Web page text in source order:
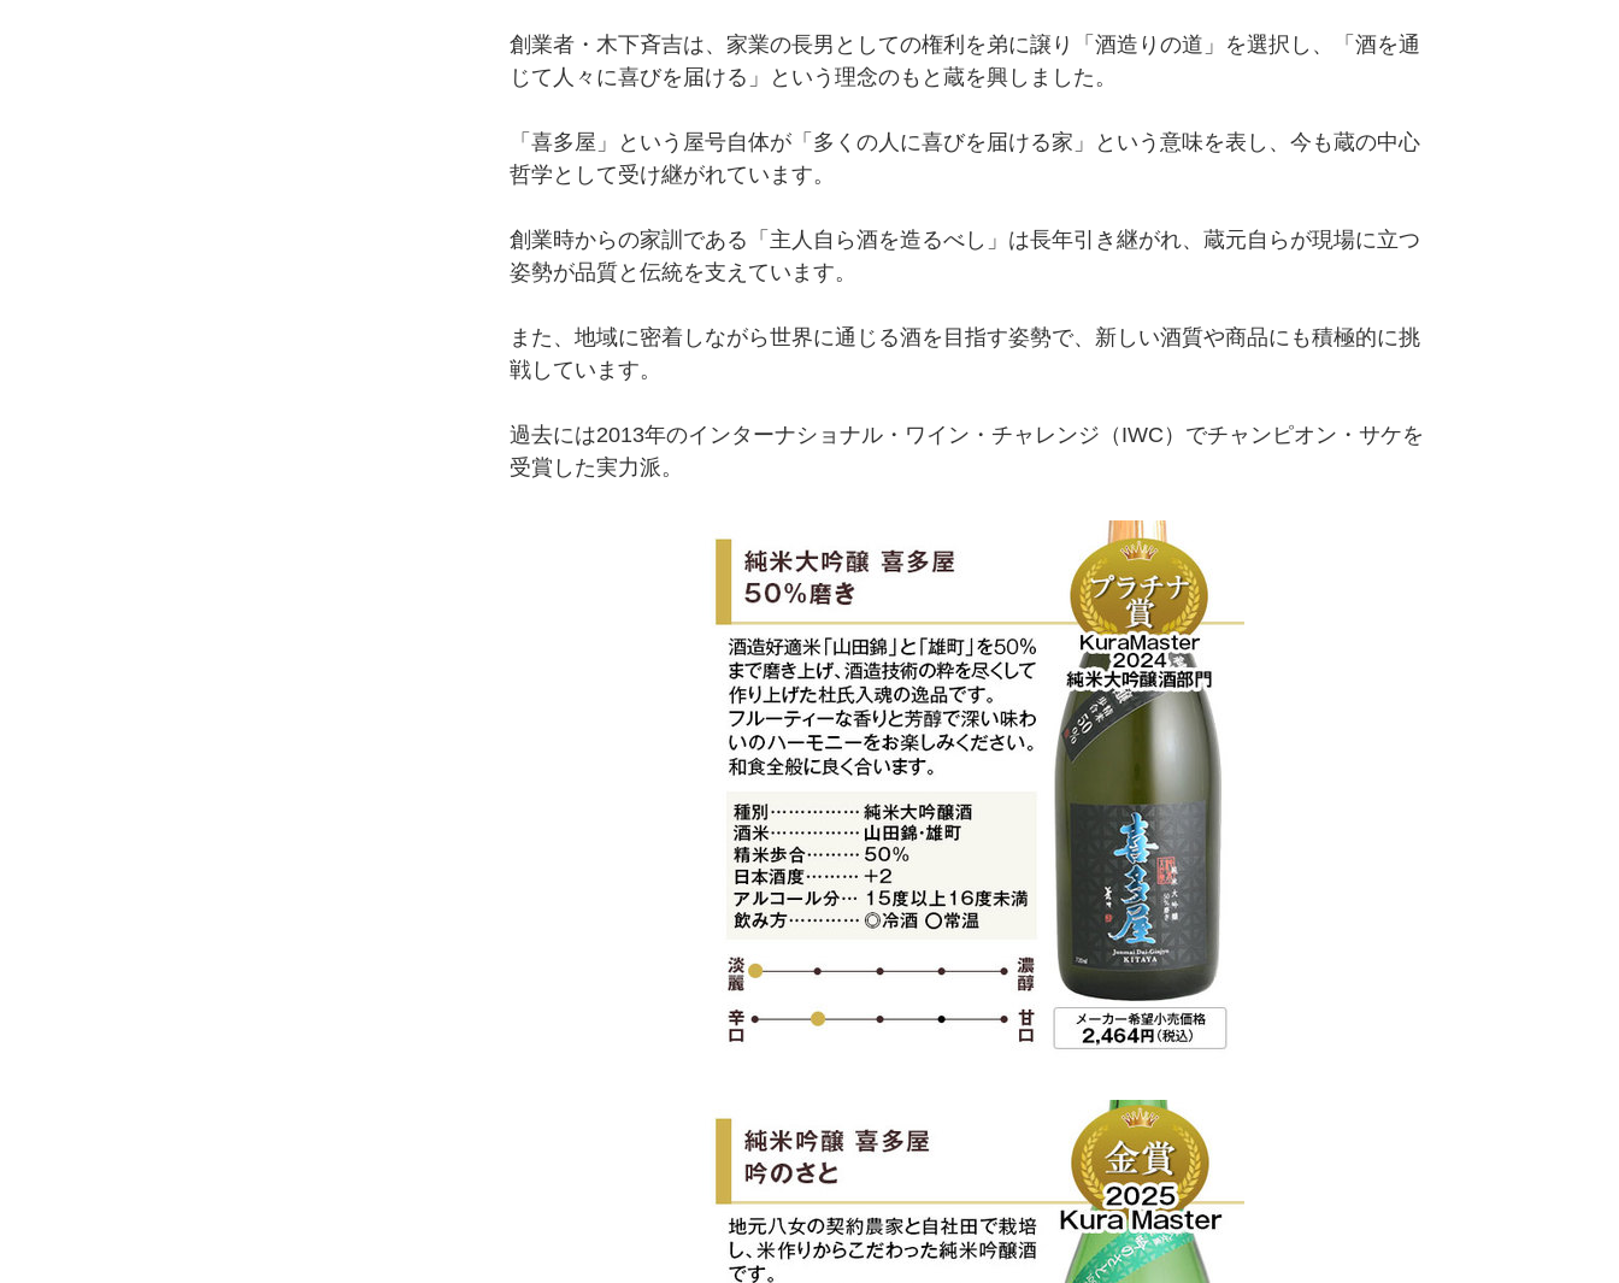
創業者・木下斉吉は、家業の長男としての権利を弟に譲り「酒造りの道」を選択し、「酒を通
じて人々に喜びを届ける」という理念のもと蔵を興しました。
「喜多屋」という屋号自体が「多くの人に喜びを届ける家」という意味を表し、今も蔵の中心
哲学として受け継がれています。
創業時からの家訓である「主人自ら酒を造るべし」は長年引き継がれ、蔵元自らが現場に立つ
姿勢が品質と伝統を支えています。
また、地域に密着しながら世界に通じる酒を目指す姿勢で、新しい酒質や商品にも積極的に挑
戦しています。
過去には2013年のインターナショナル・ワイン・チャレンジ（IWC）でチャンピオン・サケを
受賞した実力派。